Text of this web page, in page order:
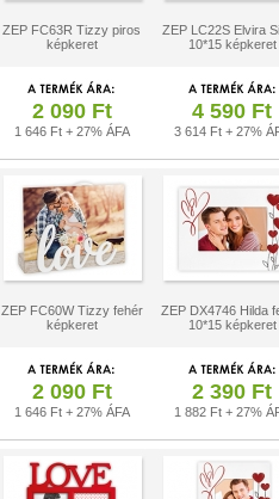
ZEP FC63R Tizzy piros
képkeret
ZEP LC22S Elvira
10*15 képkeret
2 090 Ft
1 646 Ft + 27% ÁFA
4 590 Ft
3 614 Ft + 27%
ZEP FC60W Tizzy fehér
képkeret
ZEP DX4746 Hilda
10*15 képkeret
2 090 Ft
1 646 Ft + 27% ÁFA
2 390 Ft
1 882 Ft + 27%